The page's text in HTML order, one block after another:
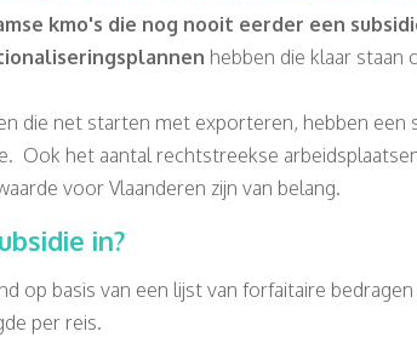
kmo's die nog nooit eerder een
hebben die klaar
die net starten met exporteren, hebben een
Ook het aantal rechtstreekse
voor Vlaanderen zijn van belang.
in?
op basis van een lijst van forfaitaire
per reis.